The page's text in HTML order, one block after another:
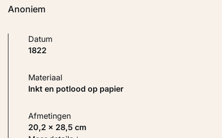
Anoniem
Datum
1822
Materiaal
Inkt en potlood op papier
Afmetingen
20,2 × 28,5 cm